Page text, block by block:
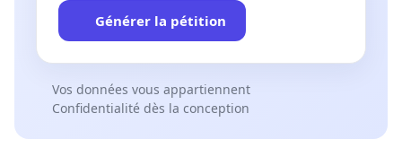
Générer la pétition
Vos données vous appartiennent
Confidentialité dès la conception